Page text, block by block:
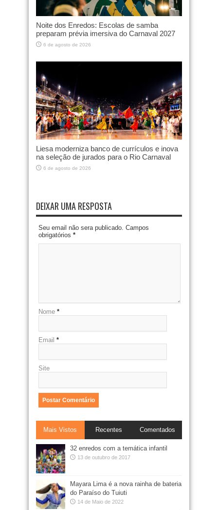
Noite dos Enredos: Escolas de samba
preparam prévia imersiva do Carnaval 2027
6 de agosto de 2026
Liesa moderniza banco de currículos e inova
na seleção de jurados para o Rio Carnaval
6 de agosto de 2026
DEIXAR UMA RESPOSTA
Seu email não sera publicado. Campos
obrigatórios *
Nome *
Email *
Site
Mais Vistos Recentes Comentados
32 enredos com a temática infantil
13 de outubro de 2017
Mayara Lima é a nova rainha de bateria
do Paraíso do Tuiuti
14 de Maio de 2022